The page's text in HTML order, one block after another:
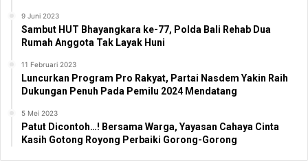
9 Juni 2023
Sambut HUT Bhayangkara ke-77, Polda Bali Rehab Dua
Rumah Anggota Tak Layak Huni
11 Februari 2023
Luncurkan Program Pro Rakyat, Partai Nasdem Yakin Raih
Dukungan Penuh Pada Pemilu 2024 Mendatang
5 Mei 2023
Patut Dicontoh…! Bersama Warga, Yayasan Cahaya Cinta
Kasih Gotong Royong Perbaiki Gorong-Gorong